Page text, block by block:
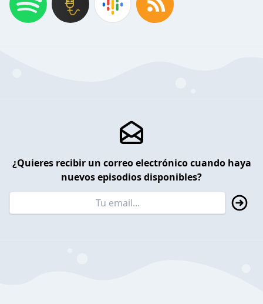
¿Quieres recibir un correo electrónico cuando haya
nuevos episodios disponibles?